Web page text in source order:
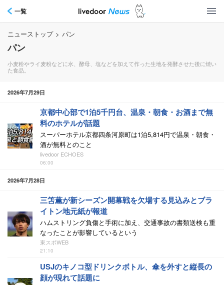
一覧
ニューストップ > パン
パン
小麦粉やライ麦粉などに水、酵母、塩などを加えて作った生地を発酵させた後に焼い
た食品。
2026年7月29日
京都中心部で1泊5千円台、温泉・朝食・お酒まで無
料のホテルが話題
スーパーホテル京都四条河原町は1泊5,814円で温泉・朝食・
酒が無料とのこと
livedoor ECHOES
06:00
2026年7月28日
三笘薫が新シーズン開幕戦を欠場する見込みとブラ
イトン地元紙が報道
ハムストリング負傷と手術に加え、交通事故の書類送検も重
なったことが影響しているという
東スポWEB
21:10
USJのキノコ型ドリンクボトル、傘を外すと縦長の
顔が現れて話題に